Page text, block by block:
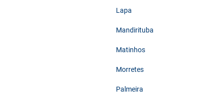
Lapa
Mandirituba
Matinhos
Morretes
Palmeira